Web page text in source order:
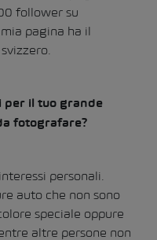
follower su
pagina ha il
per il tuo grande
fotografare?
personali.
auto che non sono
speciale oppure
altre persone non